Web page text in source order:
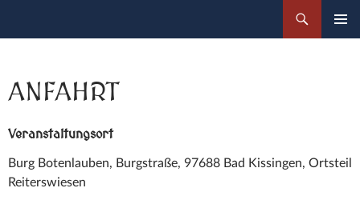
ANFAHRT
Veranstaltungsort
Burg Botenlauben, Burgstraße, 97688 Bad Kissingen, Ortsteil
Reiterswiesen